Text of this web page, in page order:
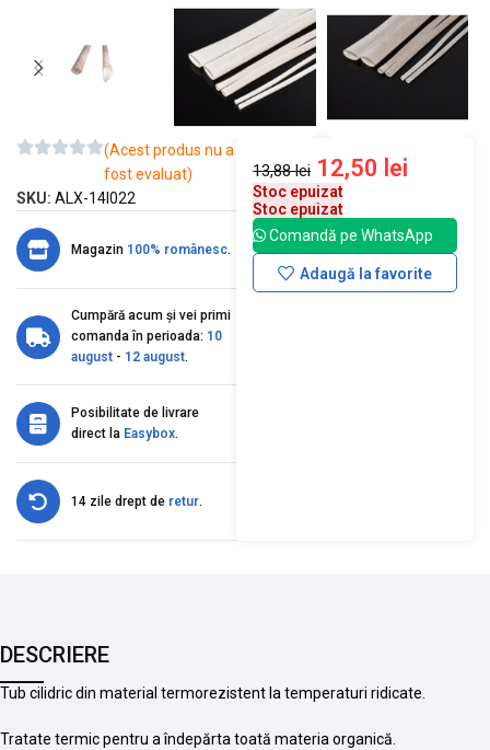
(Acest produs nu a
fost evaluat)
SKU: ALX-14I022
Magazin 100% românesc.
Cumpără acum și vei primi
comanda în perioada: 10
august - 12 august.
Posibilitate de livrare
direct la Easybox.
14 zile drept de retur.
13,88lei 12,50 lei
Stoc epuizat
Stoc epuizat
Comandă pe WhatsApp
Adaugă la favorite
DESCRIERE
Tub cilidric din material termorezistent la temperaturi ridicate.
Tratate termic pentru a îndepărta toată materia organică.